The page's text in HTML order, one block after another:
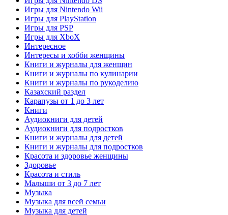
Игры для Nintendo Wii
Игры для PlayStation
Игры для PSP
Игры для XboX
Интересное
Интересы и хобби женщины
Книги и журналы для женщин
Книги и журналы по кулинарии
Книги и журналы по рукоделию
Казахский раздел
Карапузы от 1 до 3 лет
Книги
Аудиокниги для детей
Аудиокниги для подростков
Книги и журналы для детей
Книги и журналы для подростков
Красота и здоровье женщины
Здоровье
Красота и стиль
Малыши от 3 до 7 лет
Музыка
Музыка для всей семьи
Музыка для детей